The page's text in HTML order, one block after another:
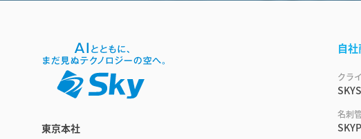
東京本社
自
クラ
名刺